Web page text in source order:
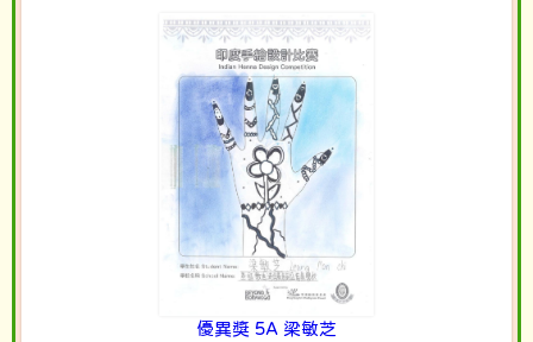
優異獎 5A 梁敏芝